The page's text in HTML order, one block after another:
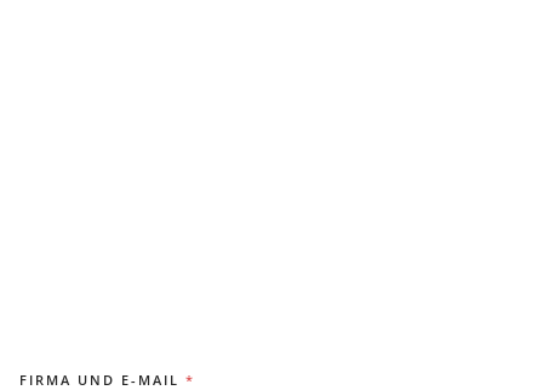
FIRMA UND E-MAIL *